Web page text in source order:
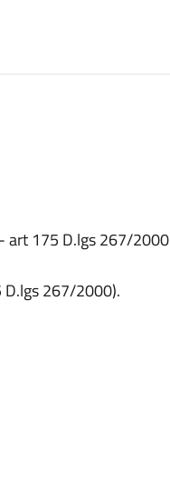
art 175 D.lgs 267/2000
267/2000).